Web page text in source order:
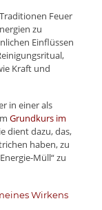
Feuer
zu
Einflüssen
Kraft und
in einer als
Grundkurs im
dient dazu, das,
haben, zu
Müll“ zu
Wirkens